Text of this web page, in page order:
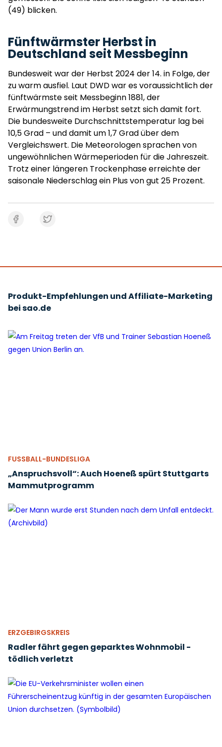
(49) blicken.
Fünftwärmster Herbst in
Deutschland seit Messbeginn
Bundesweit war der Herbst 2024 der 14. in Folge, der
zu warm ausfiel. Laut DWD war es voraussichtlich der
fünftwärmste seit Messbeginn 1881, der
Erwärmungstrend im Herbst setzt sich damit fort.
Die bundesweite Durchschnittstemperatur lag bei
10,5 Grad – und damit um 1,7 Grad über dem
Vergleichswert. Die Meteorologen sprachen von
ungewöhnlichen Wärmeperioden für die Jahreszeit.
Trotz einer längeren Trockenphase erreichte der
saisonale Niederschlag ein Plus von gut 25 Prozent.
Produkt-Empfehlungen und Affiliate-Marketing
bei sao.de
FUSSBALL-BUNDESLIGA
„Anspruchsvoll“: Auch Hoeneß spürt Stuttgarts
Mammutprogramm
ERZGEBIRGSKREIS
Radler fährt gegen geparktes Wohnmobil -
tödlich verletzt